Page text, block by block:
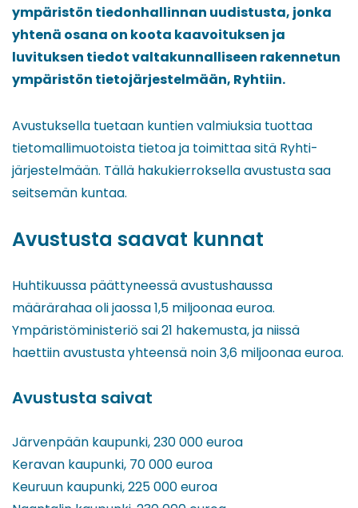
ympäristön tiedonhallinnan uudistusta, jonka
yhtenä osana on koota kaavoituksen ja
luvituksen tiedot valtakunnalliseen rakennetun
ympäristön tietojärjestelmään, Ryhtiin.
Avustuksella tuetaan kuntien valmiuksia tuottaa
tietomallimuotoista tietoa ja toimittaa sitä Ryhti-
järjestelmään. Tällä hakukierroksella avustusta saa
seitsemän kuntaa.
Avustusta saavat kunnat
Huhtikuussa päättyneessä avustushaussa
määrärahaa oli jaossa 1,5 miljoonaa euroa.
Ympäristöministeriö sai 21 hakemusta, ja niissä
haettiin avustusta yhteensä noin 3,6 miljoonaa euroa.
Avustusta saivat
Järvenpään kaupunki, 230 000 euroa
Keravan kaupunki, 70 000 euroa
Keuruun kaupunki, 225 000 euroa